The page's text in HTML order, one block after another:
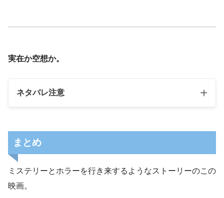
実在か空想か。
ネタバレ注意
まとめ
ミステリーとホラーを行き来するようなストーリーのこの
映画。